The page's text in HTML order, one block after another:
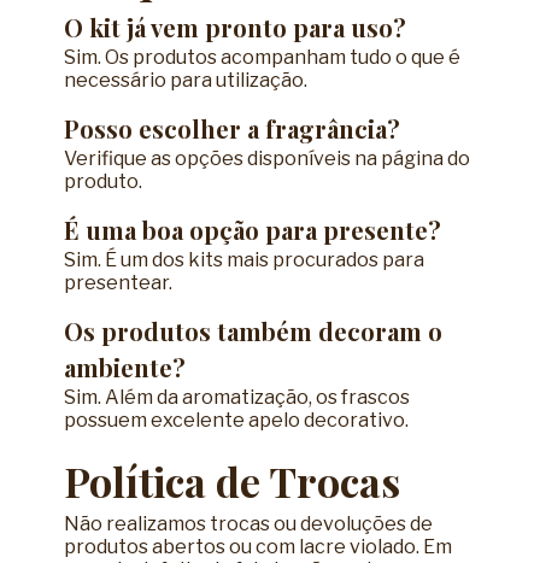
O kit já vem pronto para uso?
Sim. Os produtos acompanham tudo o que é
necessário para utilização.
Posso escolher a fragrância?
Verifique as opções disponíveis na página do
produto.
É uma boa opção para presente?
Sim. É um dos kits mais procurados para
presentear.
Os produtos também decoram o
ambiente?
Sim. Além da aromatização, os frascos
possuem excelente apelo decorativo.
Política de Trocas
Não realizamos trocas ou devoluções de
produtos abertos ou com lacre violado. Em